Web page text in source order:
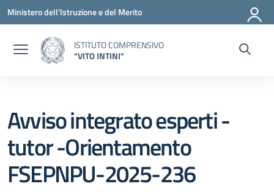
Vai ai contenuti
Vai al menu di navigazione
Vai al footer
Ministero dell'Istruzione e del Merito
ISTITUTO COMPRENSIVO
"VITO INTINI"
Avviso integrato esperti -
tutor -Orientamento
FSEPNPU-2025-236